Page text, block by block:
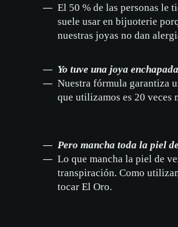
El 50 % de las personas le
suele usar en bijuoterie
nuestras joyas no dan
Yo tuve una joya
Nuestra fórmula garantiza
que utilizamos es 20 veces
Pero mancha toda la piel
Lo que mancha la piel de
transpiración. Como
tocar El Oro.